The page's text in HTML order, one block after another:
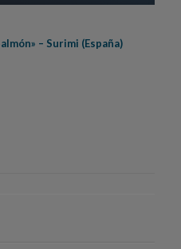
– Surimi (España)